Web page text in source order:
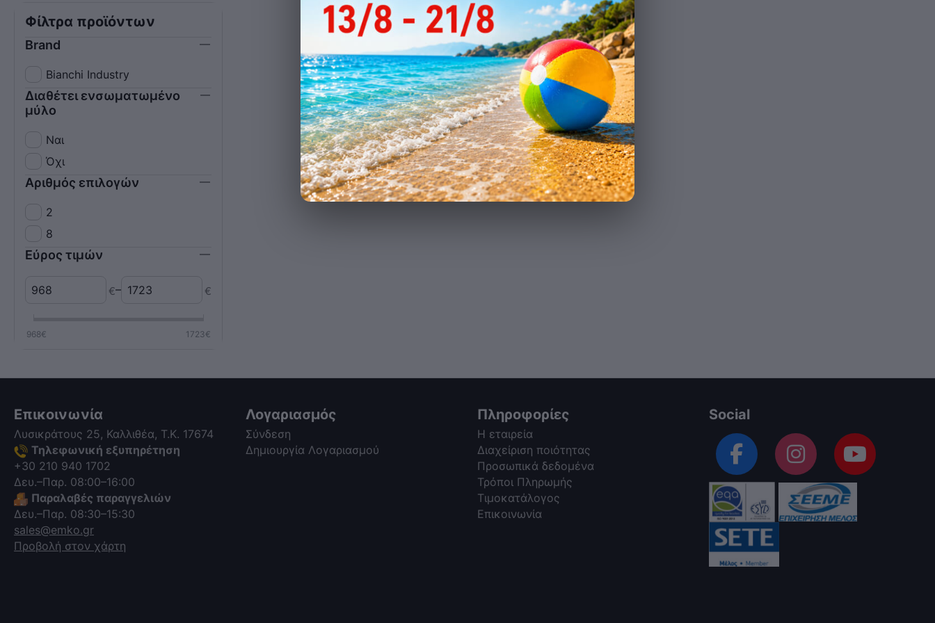
Φίλτρα προϊόντων
Brand
Bianchi Industry
Διαθέτει ενσωματωμένο
μύλο
Ναι
Όχι
Αριθμός επιλογών
2
8
Εύρος τιμών
€– €
968€ 1723€
Επικοινωνία
Λυσικράτους 25, Καλλιθέα, Τ.Κ. 17674
Τηλεφωνική εξυπηρέτηση
+30 210 940 1702
Δευ.–Παρ. 08:00–16:00
Παραλαβές παραγγελιών
Δευ.–Παρ. 08:30–15:30
sales@emko.gr
Προβολή στον χάρτη
Λογαριασμός
Σύνδεση
Δημιουργία Λογαριασμού
Πληροφορίες
Η εταιρεία
Διαχείριση ποιότητας
Προσωπικά δεδομένα
Τρόποι Πληρωμής
Τιμοκατάλογος
Επικοινωνία
Social